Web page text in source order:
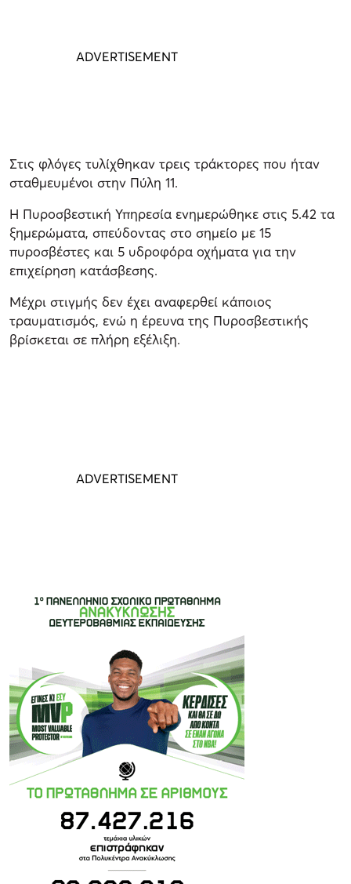
Στις φλόγες τυλίχθηκαν τρεις τράκτορες που ήταν
σταθμευμένοι στην Πύλη 11.
Η Πυροσβεστική Υπηρεσία ενημερώθηκε στις 5.42 τα
ξημερώματα, σπεύδοντας στο σημείο με 15
πυροσβέστες και 5 υδροφόρα οχήματα για την
επιχείρηση κατάσβεσης.
Μέχρι στιγμής δεν έχει αναφερθεί κάποιος
τραυματισμός, ενώ η έρευνα της Πυροσβεστικής
βρίσκεται σε πλήρη εξέλιξη.